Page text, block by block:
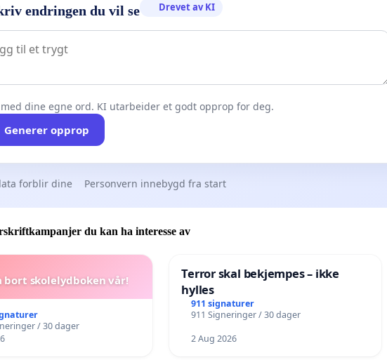
endringen du vil se Drevet av KI
dine egne ord. KI utarbeider et godt opprop for deg.
Generer opprop
forblir dine Personvern innebygd fra start
du kan ha interesse av
bort skolelydboken vår!
/ 30 dager
Terror skal bekjempes – ikke
hylles
911 signaturer
911 Signeringer / 30 dager
2 Aug 2026